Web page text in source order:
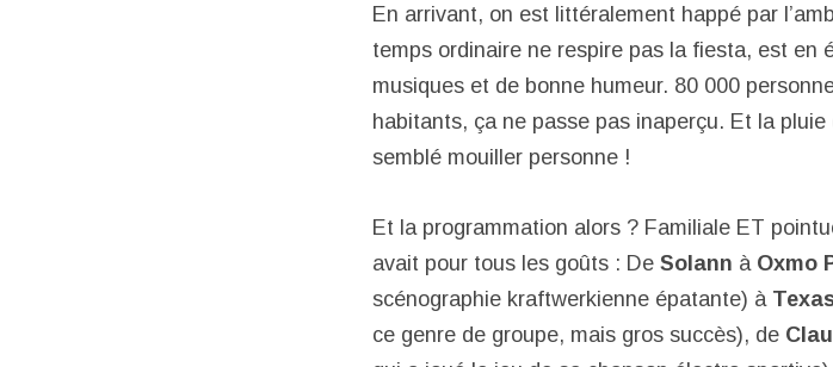
En arrivant, on est littéralement happé par
temps ordinaire ne respire pas la fiesta, est en
musiques et de bonne humeur. 80 000
habitants, ça ne passe pas inaperçu. Et la pluie
semblé mouiller personne !
Et la programmation alors ? Familiale ET
avait pour tous les goûts : De Solann à Oxmo
scénographie kraftwerkienne épatante) à
ce genre de groupe, mais gros succès), de